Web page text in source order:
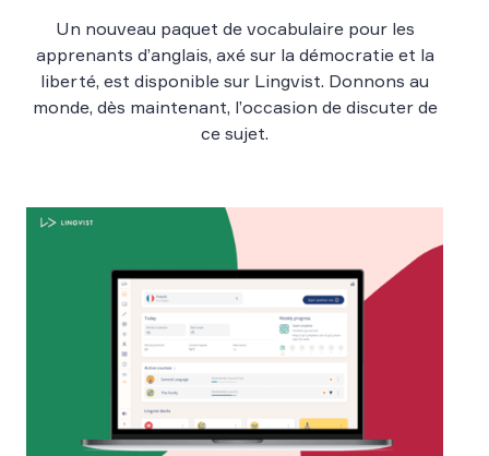
Un nouveau paquet de vocabulaire pour les
apprenants d’anglais, axé sur la démocratie et la
liberté, est disponible sur Lingvist. Donnons au
monde, dès maintenant, l’occasion de discuter de
ce sujet.